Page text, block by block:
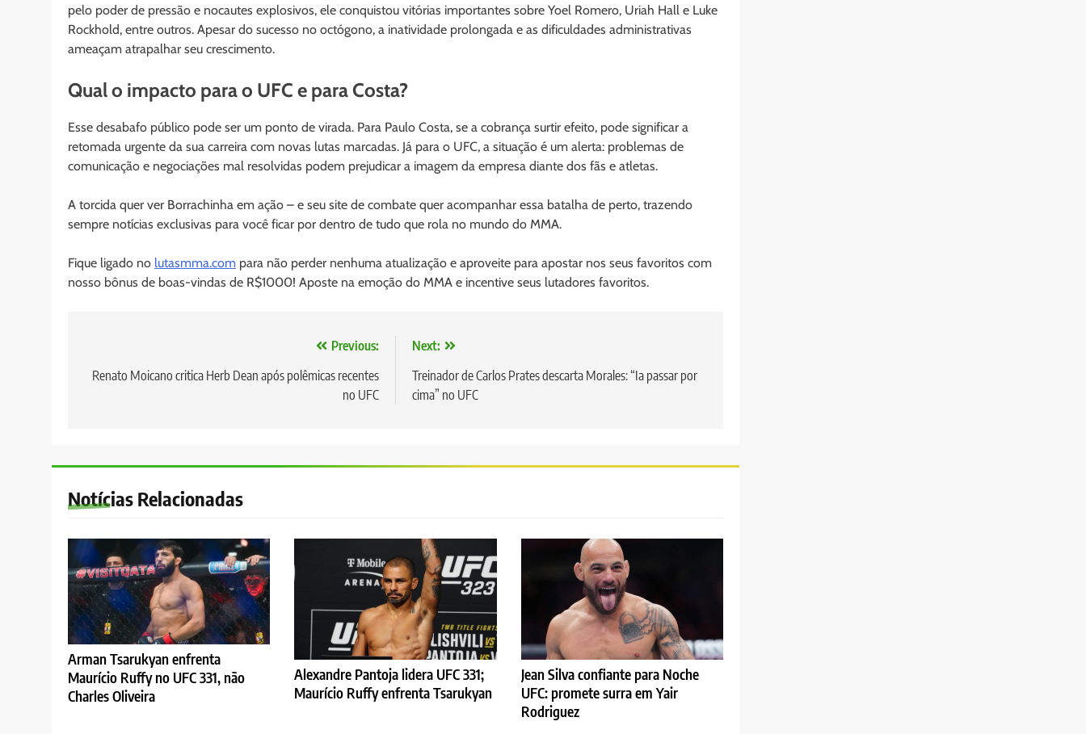
pelo poder de pressão e nocautes explosivos, ele conquistou vitórias importantes sobre Yoel Romero, Uriah Hall e Luke
Rockhold, entre outros. Apesar do sucesso no octógono, a inatividade prolongada e as dificuldades administrativas
ameaçam atrapalhar seu crescimento.
Qual o impacto para o UFC e para Costa?
Esse desabafo público pode ser um ponto de virada. Para Paulo Costa, se a cobrança surtir efeito, pode significar a
retomada urgente da sua carreira com novas lutas marcadas. Já para o UFC, a situação é um alerta: problemas de
comunicação e negociações mal resolvidas podem prejudicar a imagem da empresa diante dos fãs e atletas.
A torcida quer ver Borrachinha em ação – e seu site de combate quer acompanhar essa batalha de perto, trazendo
sempre notícias exclusivas para você ficar por dentro de tudo que rola no mundo do MMA.
Fique ligado no lutasmma.com para não perder nenhuma atualização e aproveite para apostar nos seus favoritos com
nosso bônus de boas-vindas de R$1000! Aposte na emoção do MMA e incentive seus lutadores favoritos.
de
Previous:
Renato Moicano critica Herb Dean após polêmicas recentes
no UFC
Next:
Treinador de Carlos Prates descarta Morales: “Ia passar por
cima” no UFC
Notícias Relacionadas
Arman Tsarukyan enfrenta
Maurício Ruffy no UFC 331, não
Charles Oliveira
Alexandre Pantoja lidera UFC 331;
Maurício Ruffy enfrenta Tsarukyan
Jean Silva confiante para Noche
UFC: promete surra em Yair
Rodriguez